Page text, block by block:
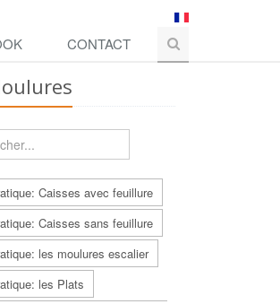
CONTACT
Caisses avec feuillure
Caisses sans feuillure
les moulures escalier
les Plats